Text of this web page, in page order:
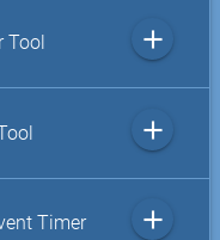
Tool add
add
Timer add